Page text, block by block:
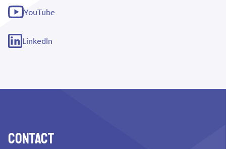
link)
YouTube
(externe
link)
LinkedIn
(externe
Contact